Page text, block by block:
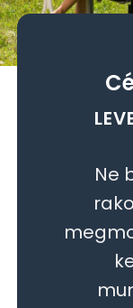
Ne